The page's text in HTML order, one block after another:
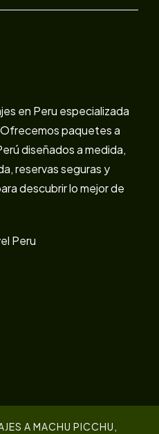
en Peru especializada
Ofrecemos paquetes a
diseñados a medida,
reservas seguras y
descubrir lo mejor de
Peru
A MACHU PICCHU,